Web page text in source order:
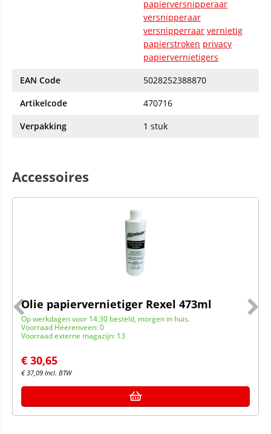
papierversnipperaar
versnipperaar
versnipperraar vernietig
papierstroken privacy
papiervernietigers
EAN Code
5028252388870
Artikelcode
470716
Verpakking
1 stuk
Accessoires
Olie papiervernietiger Rexel 473ml
Op werkdagen voor 14:30 besteld, morgen in huis.
Voorraad Heerenveen: 0
Voorraad externe magazijn: 13
€ 30,65
€37,09 Incl. BTW